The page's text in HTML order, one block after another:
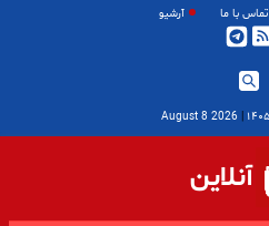
تماس با ما آرشیو
|
2026 August 8
آنلاین